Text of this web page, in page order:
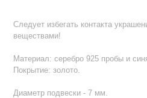
Следует избегать контакта
веществами!
Материал: серебро 925 пробы и
Покрытие: золото.
Диаметр подвески - 7 мм.